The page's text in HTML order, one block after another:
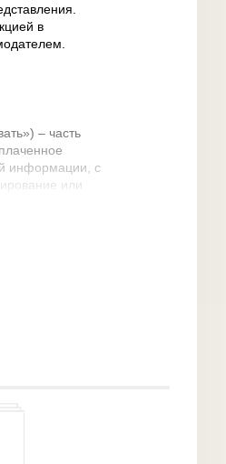
в
– часть
информации, с
или